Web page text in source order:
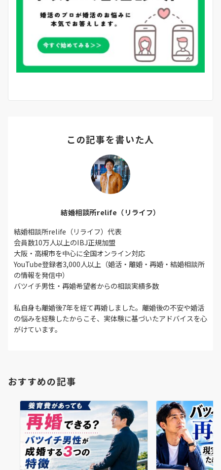
この記事を書いた人
結婚相談所relife（リライフ）
結婚相談所relife（リライフ）代表
会員数10万人以上のIBJ正規加盟
大阪・高槻市を中心に全国オンライン対応
YouTube登録者3,000人以上（婚活・離婚・再婚・結婚相談所
の情報を発信中）
バツイチ男性・再婚希望者からの相談実績多数
私自身も離婚後7年を経て再婚しました。離婚後の不安や婚活
の悩みを経験したからこそ、実体験に基づいたアドバイスを心
がけています。
おすすめの記事